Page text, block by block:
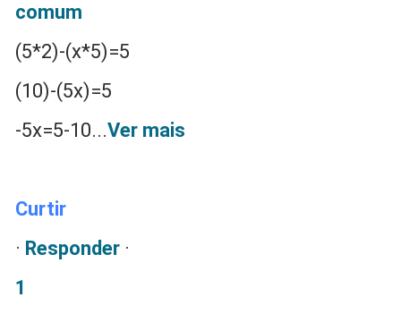
comum
(5*2)-(x*5)=5
(10)-(5x)=5
-5x=5-10...Ver mais
Curtir
· Responder·
1